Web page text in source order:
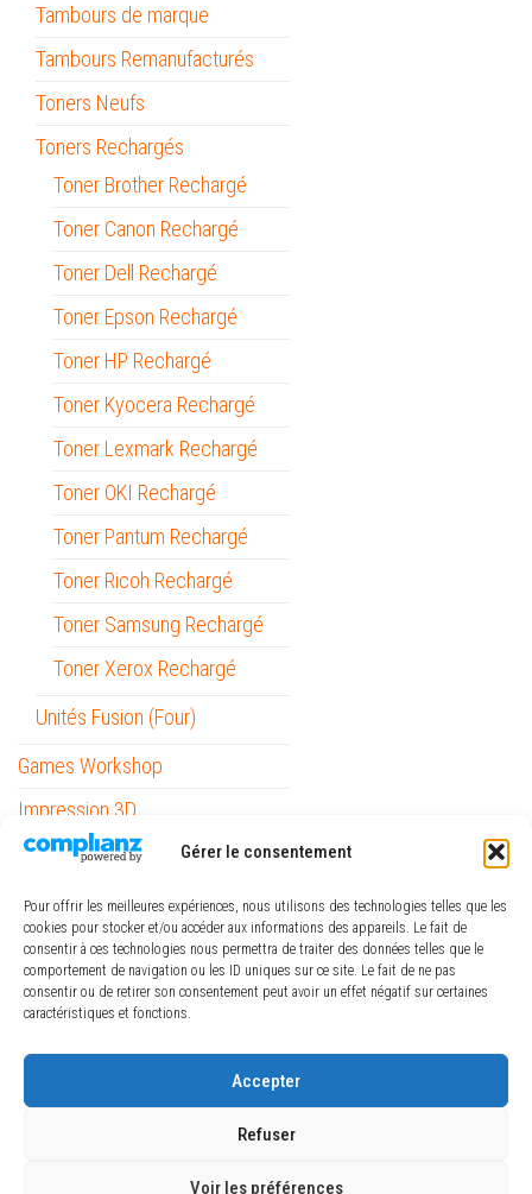
Gérer le consentement
Pour offrir les meilleures expériences, nous utilisons des technologies telles que les
cookies pour stocker et/ou accéder aux informations des appareils. Le fait de
consentir à ces technologies nous permettra de traiter des données telles que le
comportement de navigation ou les ID uniques sur ce site. Le fait de ne pas
consentir ou de retirer son consentement peut avoir un effet négatif sur certaines
caractéristiques et fonctions.
Accepter
Refuser
Voir les préférences
Tambours de marque
Tambours Remanufacturés
Toners Neufs
Toners Rechargés
Toner Brother Rechargé
Toner Canon Rechargé
Toner Dell Rechargé
Toner Epson Rechargé
Toner HP Rechargé
Toner Kyocera Rechargé
Toner Lexmark Rechargé
Toner OKI Rechargé
Toner Pantum Rechargé
Toner Ricoh Rechargé
Toner Samsung Rechargé
Toner Xerox Rechargé
Unités Fusion (Four)
Games Workshop
Impression 3D
Informatique
Mobilité
Outils
Papeterie / Bureau